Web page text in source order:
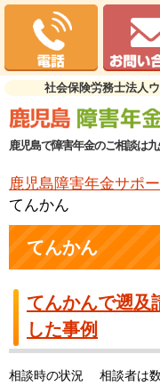
社会保険労務士法人
鹿児島で障害年金のご相談は
鹿児島障害年金サポ
てんかん
てんかん
てんかんで遡
した事例
相談時の状況 相談者は数